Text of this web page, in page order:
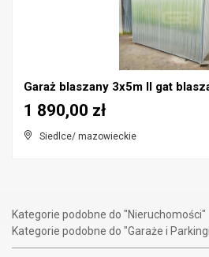
Garaż blaszany 3x5m II gat
Siedlce/ mazowieckie
1 890,00 zł
Kategorie podobne do "Nieruchomości"
Kategorie podobne do "Garaże i